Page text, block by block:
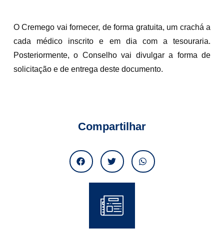
O Cremego vai fornecer, de forma gratuita, um crachá a
cada médico inscrito e em dia com a tesouraria.
Posteriormente, o Conselho vai divulgar a forma de
solicitação e de entrega deste documento.
Compartilhar